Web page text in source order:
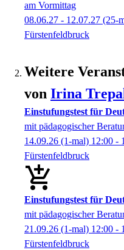
am Vormittag
08.06.27 - 12.07.27 (25-
Fürstenfeldbruck
Weitere
von Irina
Einstufungstest für
mit pädagogischer
14.09.26 (1-mal) 12:00 -
Fürstenfeldbruck
Einstufungstest für
mit pädagogischer
21.09.26 (1-mal) 12:00 -
Fürstenfeldbruck